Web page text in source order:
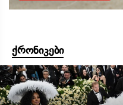
ქრონიკები